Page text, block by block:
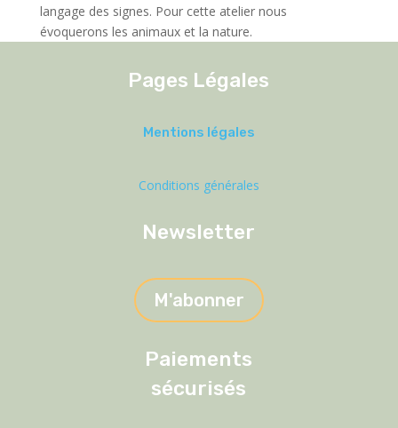
langage des signes. Pour cette atelier nous
évoquerons les animaux et la nature.
Pages Légales
Mentions légales
Conditions générales
Newsletter
M'abonner
Paiements
sécurisés